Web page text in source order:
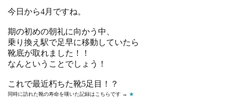
今日から4月ですね。
期の初めの朝礼に向かう中、
乗り換え駅で足早に移動していたら
靴底が取れました！！
なんということでしょう！
これで最近朽ちた靴5足目！？
同時に訪れた靴の寿命を嘆いた記録はこちらです → ★